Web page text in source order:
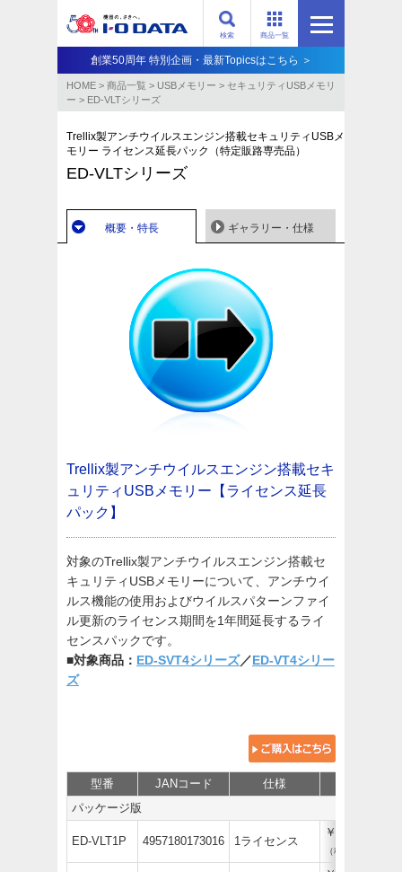
商品一覧
検索
創業50周年 特別企画・最新Topicsはこちら ＞
HOME > 商品一覧 > USBメモリー > セキュリティUSBメモリ
ー > ED-VLTシリーズ
Trellix製アンチウイルスエンジン搭載セキュリティUSBメ
モリー ライセンス延長パック（特定販路専売品）
ED-VLTシリーズ
概要・特長 ギャラリー・仕様
Trellix製アンチウイルスエンジン搭載セキ
ュリティUSBメモリー【ライセンス延長
パック】
対象のTrellix製アンチウイルスエンジン搭載セ
キュリティUSBメモリーについて、アンチウイ
ルス機能の使用およびウイルスパターンファイ
ル更新のライセンス期間を1年間延長するライ
センスパックです。
■対象商品： ED-SVT4シリーズ／ED-VT4シリー
ズ
型番 JANコード 仕様
パッケージ版
ED-VLT1P 4957180173016 1ライセンス
￥1,540
（税抜￥1,400）